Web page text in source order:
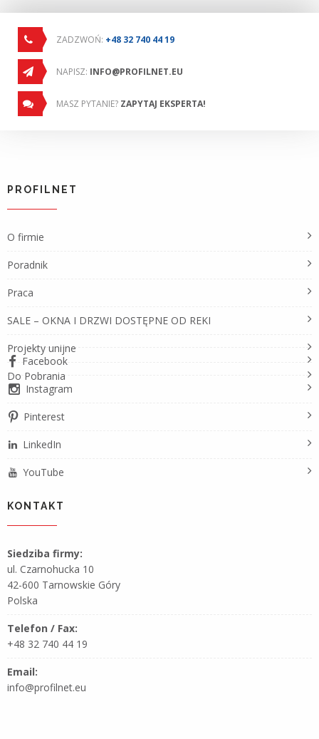
ZADZWOŃ: +48 32 740 44 19
NAPISZ: INFO@PROFILNET.EU
MASZ PYTANIE? ZAPYTAJ EKSPERTA!
PROFILNET
O firmie
Poradnik
Praca
SALE – OKNA I DRZWI DOSTĘPNE OD REKI
Projekty unijne
Do Pobrania
Facebook
Instagram
Pinterest
LinkedIn
YouTube
KONTAKT
Siedziba firmy:
ul. Czarnohucka 10
42-600 Tarnowskie Góry
Polska
Telefon / Fax:
+48 32 740 44 19
Email:
info@profilnet.eu